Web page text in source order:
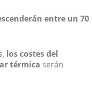
entre un 70
los costes del
térmica serán